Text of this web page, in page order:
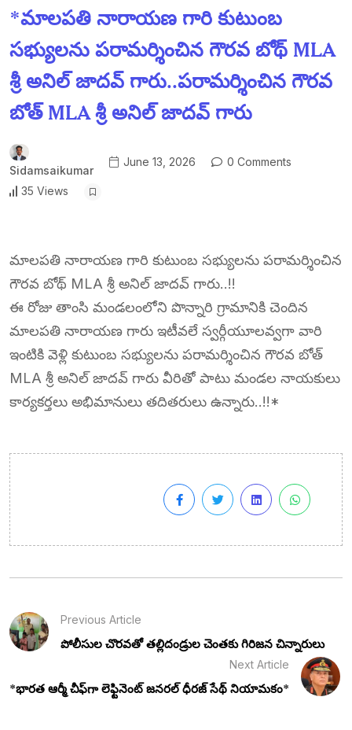
*మాలపతి నారాయణ గారి కుటుంబ
సభ్యులను పరామర్శించిన గౌరవ బోథ్ MLA
శ్రీ అనిల్ జాదవ్ గారు..పరామర్శించిన గౌరవ
బోత్ MLA శ్రీ అనిల్ జాదవ్ గారు
Sidamsaikumar
June 13, 2026 0 Comments
35 Views
మాలపతి నారాయణ గారి కుటుంబ సభ్యులను పరామర్శించిన
గౌరవ బోథ్ MLA శ్రీ అనిల్ జాదవ్ గారు..!!
ఈ రోజు తాంసి మండలంలోని పొన్నారి గ్రామానికి చెందిన
మాలపతి నారాయణ గారు ఇటీవలే స్వర్గీయూలవ్వగా వారి
ఇంటికి వెళ్లి కుటుంబ సభ్యులను పరామర్శించిన గౌరవ బోత్
MLA శ్రీ అనిల్ జాదవ్ గారు వీరితో పాటు మండల నాయకులు
కార్యకర్తలు అభిమానులు తదితరులు ఉన్నారు..!!*
Previous Article
పోలీసుల చొరవతో తల్లిదండ్రుల చెంతకు గిరిజన చిన్నారులు
Next Article
*భారత ఆర్మీ చీఫ్‌గా లెఫ్టినెంట్ జనరల్ ధీరజ్ సేథ్ నియామకం*